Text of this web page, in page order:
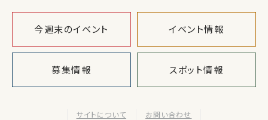
今週末のイベント イベント情報
募集情報 スポット情報
サイトについて お問い合わせ